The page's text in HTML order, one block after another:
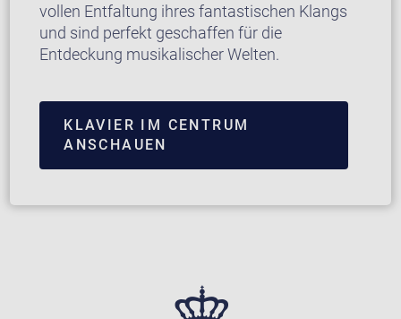
vollen Entfaltung ihres fantastischen Klangs
und sind perfekt geschaffen für die
Entdeckung musikalischer Welten.
KLAVIER IM CENTRUM
ANSCHAUEN